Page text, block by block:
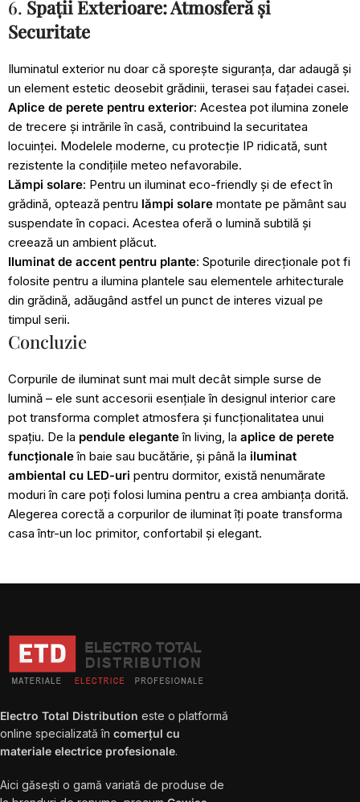
6. Spații Exterioare: Atmosferă și
Securitate
Iluminatul exterior nu doar că sporește siguranța, dar adaugă și
un element estetic deosebit grădinii, terasei sau fațadei casei.
Aplice de perete pentru exterior: Acestea pot ilumina zonele
de trecere și intrările în casă, contribuind la securitatea
locuinței. Modelele moderne, cu protecție IP ridicată, sunt
rezistente la condițiile meteo nefavorabile.
Lămpi solare: Pentru un iluminat eco-friendly și de efect în
grădină, optează pentru lămpi solare montate pe pământ sau
suspendate în copaci. Acestea oferă o lumină subtilă și
creează un ambient plăcut.
Iluminat de accent pentru plante: Spoturile direcționale pot fi
folosite pentru a ilumina plantele sau elementele arhitecturale
din grădină, adăugând astfel un punct de interes vizual pe
timpul serii.
Concluzie
Corpurile de iluminat sunt mai mult decât simple surse de
lumină – ele sunt accesorii esențiale în designul interior care
pot transforma complet atmosfera și funcționalitatea unui
spațiu. De la pendule eleganteîn living, la aplice de perete
funcționaleîn baie sau bucătărie, și până la iluminat
ambiental cu LED-uri pentru dormitor, există nenumărate
moduri în care poți folosi lumina pentru a crea ambianța dorită.
Alegerea corectă a corpurilor de iluminat îți poate transforma
casa într-un loc primitor, confortabil și elegant.
Electro Total Distribution este o platformă
online specializată în comerțul cu
materiale electrice profesionale.
Aici găsești o gamă variată de produse de